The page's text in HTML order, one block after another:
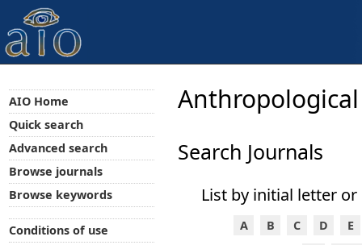
Search Journals
List by initial letter or
A B C D
E
AIO Home
Quick search
Advanced search
Browse journals
Browse keywords
Conditions of use